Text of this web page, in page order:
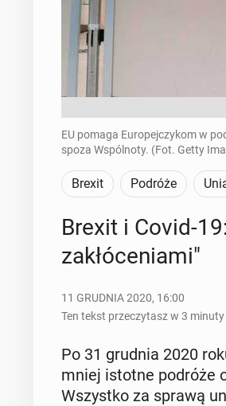
EU pomaga Europejczykom w
spoza Wspólnoty. (Fot. Getty
Brexit Podróże
Brexit i Covid-
za­kłó­ce­nia­mi"
11 GRUDNIA 2020, 16:00
Ten tekst przeczytasz w 3 minuty
Po 31 grudnia 2020
mniej istotne podróże
Wszyst­ko za sprawą